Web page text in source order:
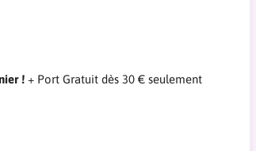
!+ Port Gratuit dès 30 € seulement